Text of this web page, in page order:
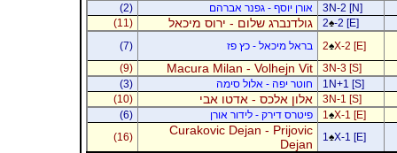
3N-2 [N]
אורן יוסף - גפנר אברהם
(2)
2♠-2 [E] גולדנברג שלום - ירוס מיכאל
(11)
2♠X-2 [E] בראל מיכאל - כץ פז
(7)
3N-3 [S]
Macura Milan - Volhejn Vit
(9)
1N+1 [S]
חוטר יפה - אלול סימה
(3)
3N-1 [S]
אלון אלכס - אדטו אבי
(10)
1 ♠X-1 [E] פיטרס דירק - לידור אורן
(6)
1 ♠X-1 [E]
Curakovic Dejan - Prijovic
Dejan
(16)